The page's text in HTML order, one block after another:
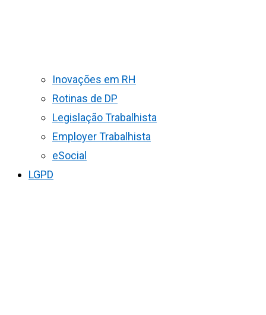
Inovações em RH
Rotinas de DP
Legislação Trabalhista
Employer Trabalhista
eSocial
LGPD